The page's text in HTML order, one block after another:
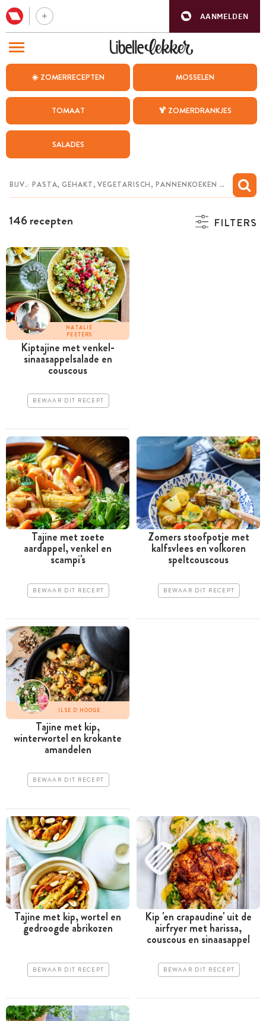
AANMELDEN
☀️ ZOMERRECEPTEN MOSSELEN
TOMAAT 🍹 ZOMERDRANKJES
SALADES
146 recepten FILTERS
NATALIE
PEETERS
Kiptajine met venkel-
sinaasappelsalade en
couscous
BEWAAR DIT RECEPT
Tajine met zoete
aardappel, venkel en
scampi's
BEWAAR DIT RECEPT
Zomers stoofpotje met
kalfsvlees en volkoren
speltcouscous
BEWAAR DIT RECEPT
ILSE D'HOOGE
Tajine met kip,
winterwortel en krokante
amandelen
BEWAAR DIT RECEPT
Tajine met kip, wortel en
gedroogde abrikozen
BEWAAR DIT RECEPT
Kip 'en crapaudine' uit de
airfryer met harissa,
couscous en sinaasappel
BEWAAR DIT RECEPT
BEZOEK ONZE ANDERE WEBSITES
WEEKMENU
CHAT MET MAIA
MIJN BEWAARDE RECEPTEN